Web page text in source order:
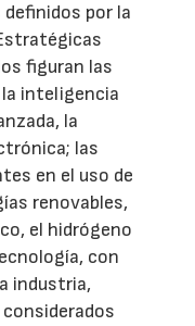
por la
figuran las
inteligencia
la
las
en el uso de
renovables,
el hidrógeno
con
industria,